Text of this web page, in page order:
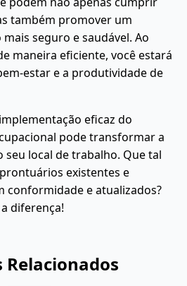
também promover um
seguro e saudável. Ao
maneira eficiente, você estará
estar e a produtividade de
eficaz do
pode transformar a
seu local de trabalho. Que tal
existentes e
conformidade e atualizados?
diferença!
Relacionados